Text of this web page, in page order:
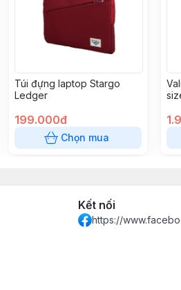
Túi đựng laptop Stargo
Ledger
199.000đ
Chọn mua
Kết nối
https://